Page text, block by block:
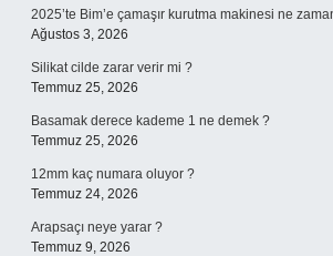
2025’te Bim’e çamaşır kurutma makinesi ne
Ağustos 3, 2026
Silikat cilde zarar verir mi ?
Temmuz 25, 2026
Basamak derece kademe 1 ne demek ?
Temmuz 25, 2026
12mm kaç numara oluyor ?
Temmuz 24, 2026
Arapsaçı neye yarar ?
Temmuz 9, 2026